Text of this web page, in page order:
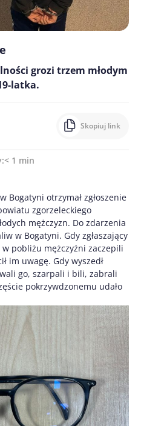
grozi trzem młodym
latka.
Skopiuj link
< 1 min
Bogatyni otrzymał zgłoszenie
zgorzeleckiego
mężczyzn. Do zdarzenia
w Bogatyni. Gdy zgłaszający
pobliżu mężczyźni zaczepili
im uwagę. Gdy wyszedł
go, szarpali i bili, zabrali
pokrzywdzonemu udało